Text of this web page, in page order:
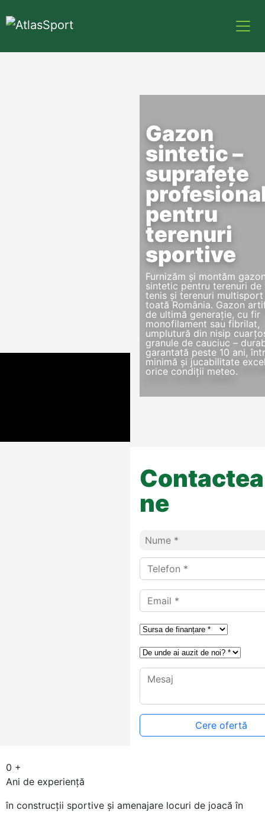
Gazon
sintetic –
suprafețe
pentru
terenuri
sportive
Furnizăm și montăm
sintetic pentru terenuri de
tenis și terenuri multisport
toată România. Gazon
de ultimă generație, cu fir
monofilament sau fibrilat,
umplutură din nisip
granule de cauciuc –
garantată peste 10 ani,
minimă și jucabilitate
orice condiții meteo.
ne
0 +
Ani de experiență
în construcții sportive și amenajare locuri de joacă în